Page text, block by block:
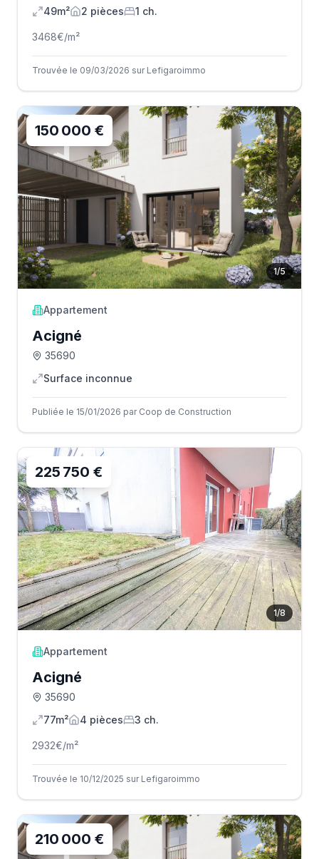
49m² 2 pièces 1 ch.
3468€/m²
Trouvée le 09/03/2026 sur Lefigaroimmo
1/5
150 000 €
Appartement
Acigné
35690
Surface inconnue
Publiée le 15/01/2026 par Coop de Construction
1/8
225 750 €
Appartement
Acigné
35690
77m²
4 pièces 3 ch.
2932€/m²
Trouvée le 10/12/2025 sur Lefigaroimmo
210 000 €